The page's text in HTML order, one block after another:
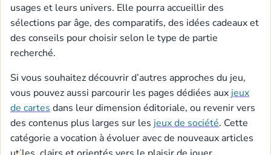
usages et leurs univers. Elle pourra accueillir des
sélections par âge, des comparatifs, des idées cadeaux et
des conseils pour choisir selon le type de partie
recherché.
Si vous souhaitez découvrir d’autres approches du jeu,
vous pouvez aussi parcourir les pages dédiées aux jeux
de cartes dans leur dimension éditoriale, ou revenir vers
des contenus plus larges sur les jeux de société. Cette
catégorie a vocation à évoluer avec de nouveaux articles